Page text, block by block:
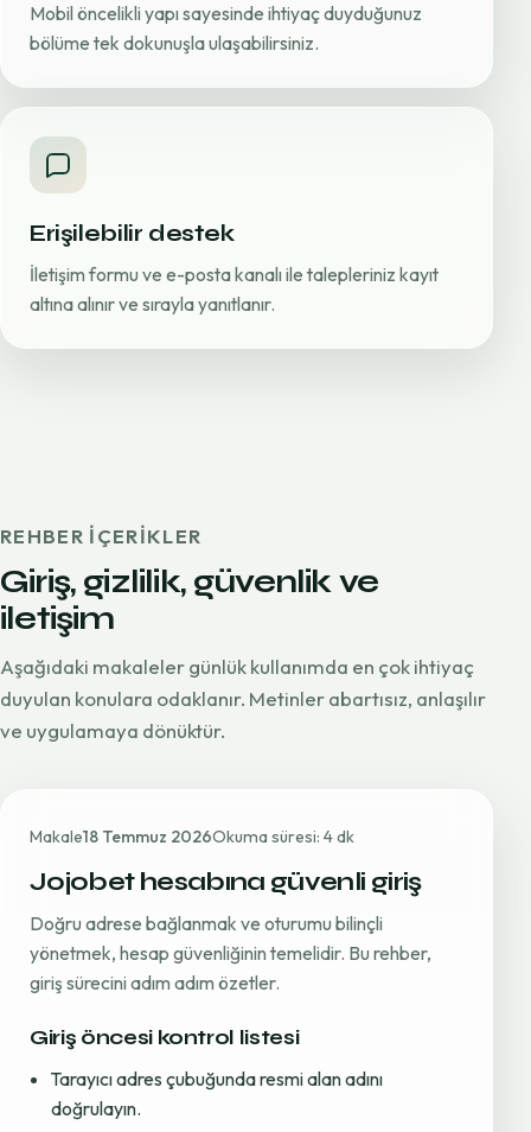
Mobil öncelikli yapı sayesinde ihtiyaç duyduğunuz
bölüme tek dokunuşla ulaşabilirsiniz.
Erişilebilir destek
İletişim formu ve e-posta kanalı ile talepleriniz kayıt
altına alınır ve sırayla yanıtlanır.
REHBER IÇERIKLER
Giriş, gizlilik, güvenlik ve
iletişim
Aşağıdaki makaleler günlük kullanımda en çok ihtiyaç
duyulan konulara odaklanır. Metinler abartısız, anlaşılır
ve uygulamaya dönüktür.
Makale18 Temmuz 2026Okuma süresi: 4 dk
Jojobet hesabına güvenli giriş
Doğru adrese bağlanmak ve oturumu bilinçli
yönetmek, hesap güvenliğinin temelidir. Bu rehber,
giriş sürecini adım adım özetler.
Giriş öncesi kontrol listesi
Tarayıcı adres çubuğunda resmi alan adını
doğrulayın.